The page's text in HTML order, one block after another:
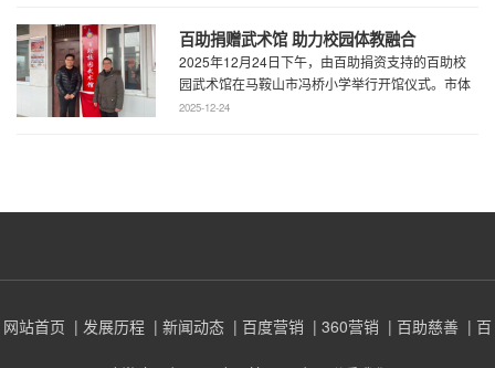
百助捐赠武术馆 助力校园体教融合
2025年12月24日下午，由百助捐资支持的百助校
园武术馆在马鞍山市冯桥小学举行开馆仪式。市体
育局王鹏处长、花山区教育局华俊局长、 ...
2025-12-24
网站首页 | 发展历程 | 新闻动态 | 百度营销 | 360营销 | 百助慈善 | 百